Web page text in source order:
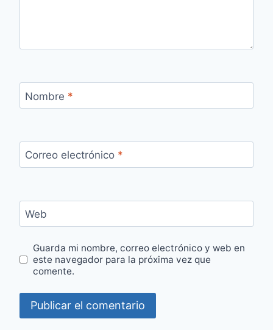
Nombre *
Correo electrónico *
Web
Guarda mi nombre, correo electrónico y web en
este navegador para la próxima vez que
comente.